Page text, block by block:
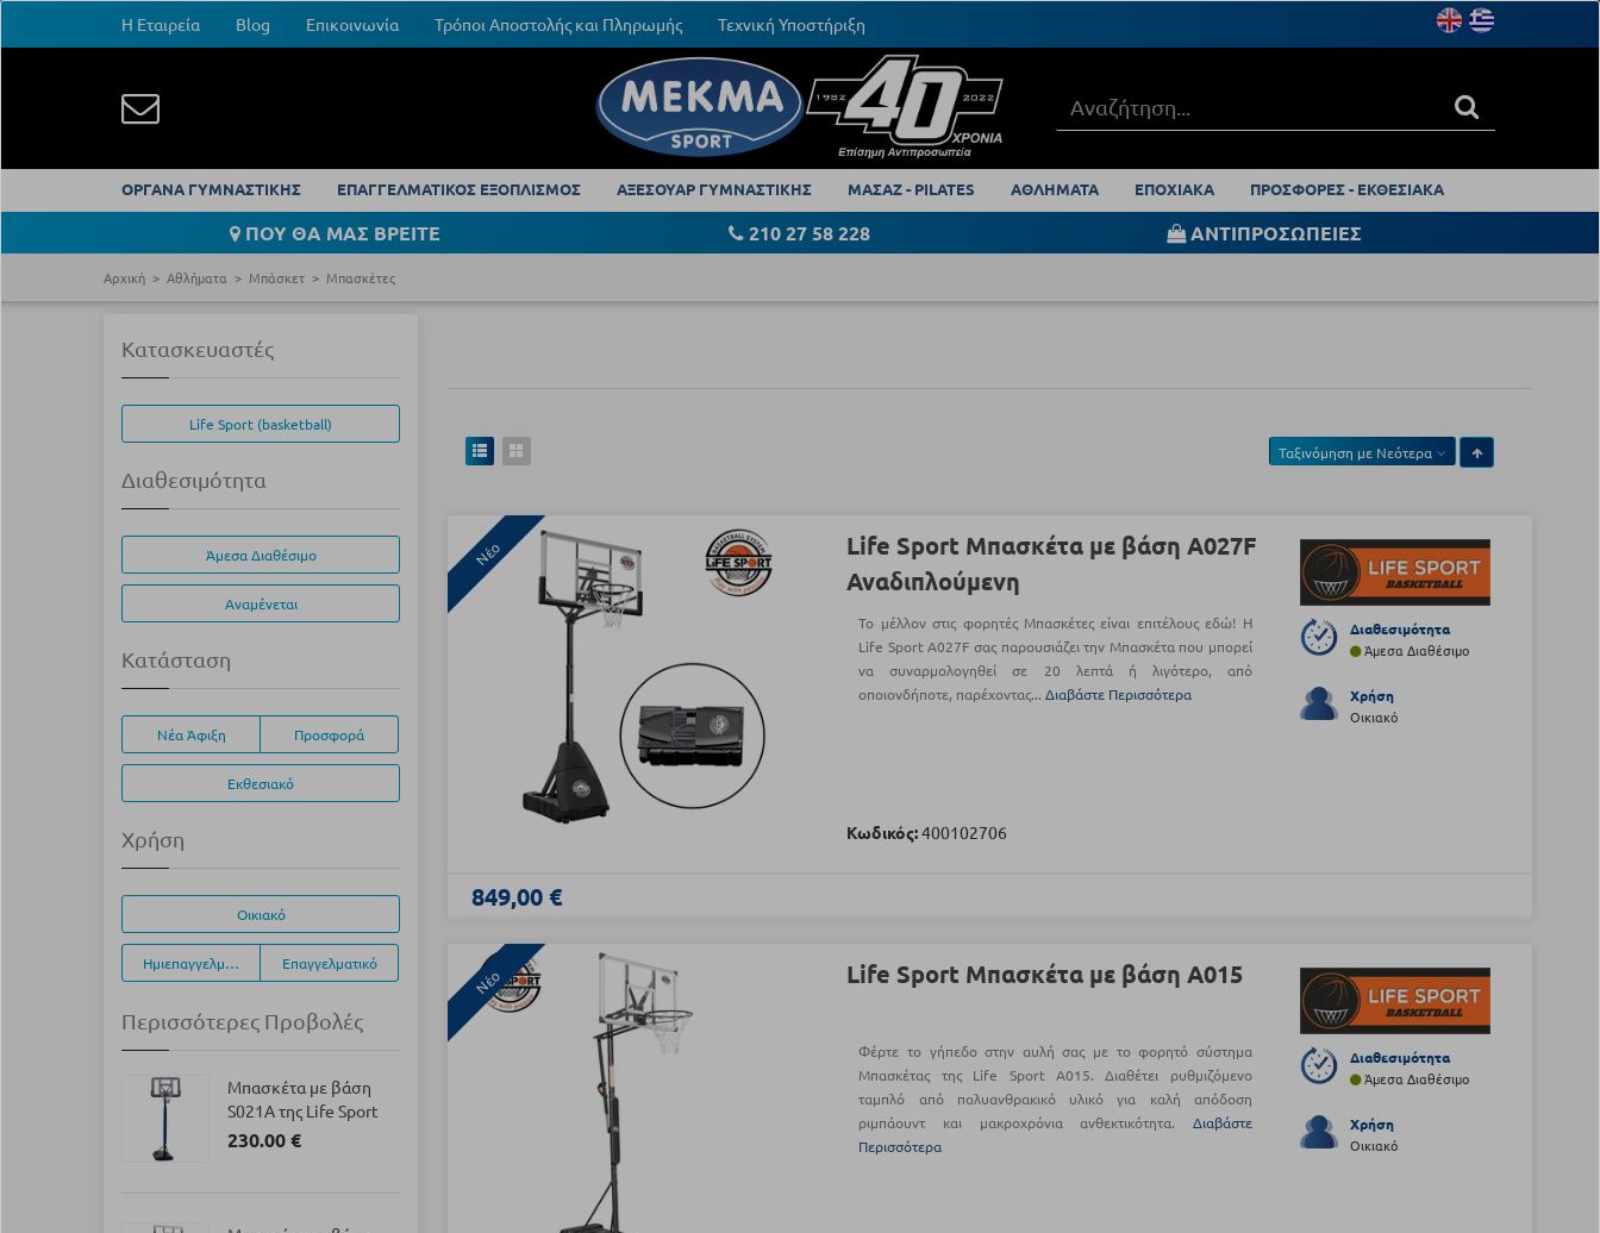
Η Εταιρεία Blog Επικοινωνία Τρόποι Αποστολής και Πληρωμής Τεχνική Υποστήριξη
ΟΡΓΑΝΑ ΓΥΜΝΑΣΤΙΚΗΣ ΕΠΑΓΓΕΛΜΑΤΙΚΟΣ ΕΞΟΠΛΙΣΜΟΣ ΑΞΕΣΟΥΑΡ ΓΥΜΝΑΣΤΙΚΗΣ ΜΑΣΑΖ - PILATES ΑΘΛΗΜΑΤΑ ΕΠΟΧΙΑΚΑ ΠΡΟΣΦΟΡΕΣ - ΕΚΘΕΣΙΑΚΑ
ΠΟΥ ΘΑ ΜΑΣ ΒΡΕΙΤΕ 210 27 58 228 ΑΝΤΙΠΡΟΣΩΠΕΙΕΣ
Αρχική Αθλήματα Μπάσκετ Μπασκέτες
Ταξινόμηση με Νεότερα
Νέο
Life Sport Μπασκέτα με βάση A027F
Αναδιπλούμενη
Το μέλλον στις φορητές Μπασκέτες είναι επιτέλους εδώ! Η
Life Sport A027F σας παρουσιάζει την Μπασκέτα που μπορεί
να συναρμολογηθεί σε 20 λεπτά ή λιγότερο, από
οποιονδήποτε, παρέχοντας...Διαβάστε Περισσότερα
Κωδικός:400102706
Διαθεσιμότητα
Άμεσα Διαθέσιμο
Χρήση
Οικιακό
849,00 €
Νέο Life Sport Μπασκέτα με βάση A015
Φέρτε το γήπεδο στην αυλή σας με το φορητό σύστημα
Μπασκέτας της Life Sport A015. Διαθέτει ρυθμιζόμενο
ταμπλό από πολυανθρακικό υλικό για καλή απόδοση
ριμπάουντ και μακροχρόνια ανθεκτικότητα. Διαβάστε
Περισσότερα
Διαθεσιμότητα
Άμεσα Διαθέσιμο
Χρήση
Οικιακό
Κατασκευαστές
Life Sport (basketball)
Διαθεσιμότητα
Άμεσα Διαθέσιμο
Αναμένεται
Κατάσταση
Νέα Άφιξη Προσφορά
Εκθεσιακό
Χρήση
Οικιακό
Ημιεπαγγελματικό Επαγγελματικό
Περισσότερες Προβολές
Μπασκέτα με βάση
S021Α της Life Sport
230.00 €